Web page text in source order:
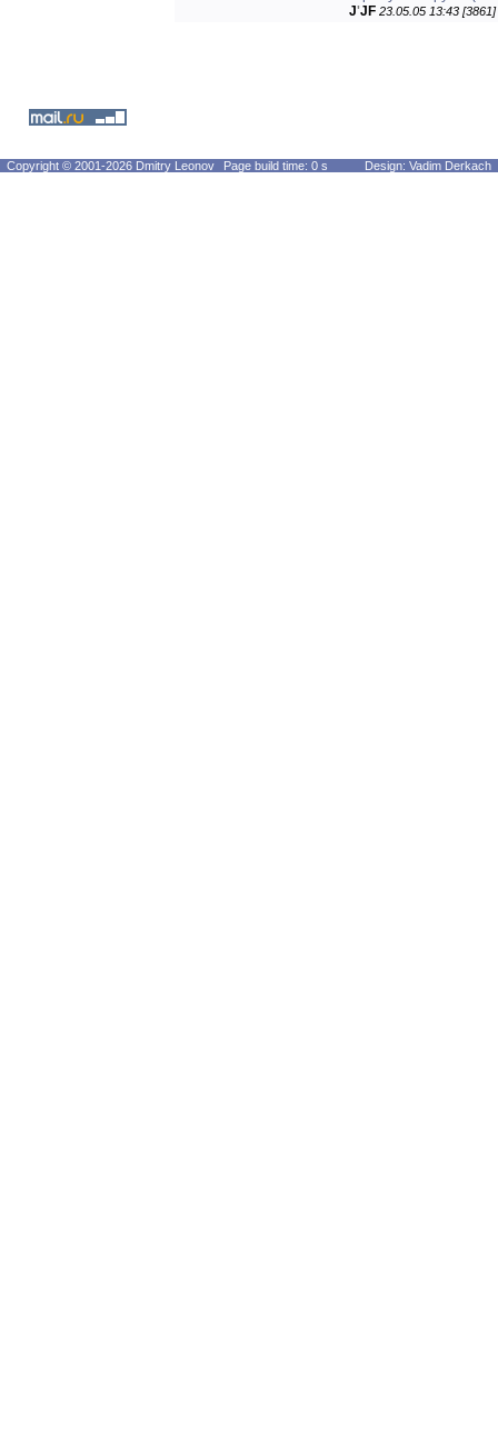
J'JF 23.05.05 13:43 [3861]
Copyright © 2001-2026 Dmitry Leonov Page build time: 0 s Design: Vadim Derkach